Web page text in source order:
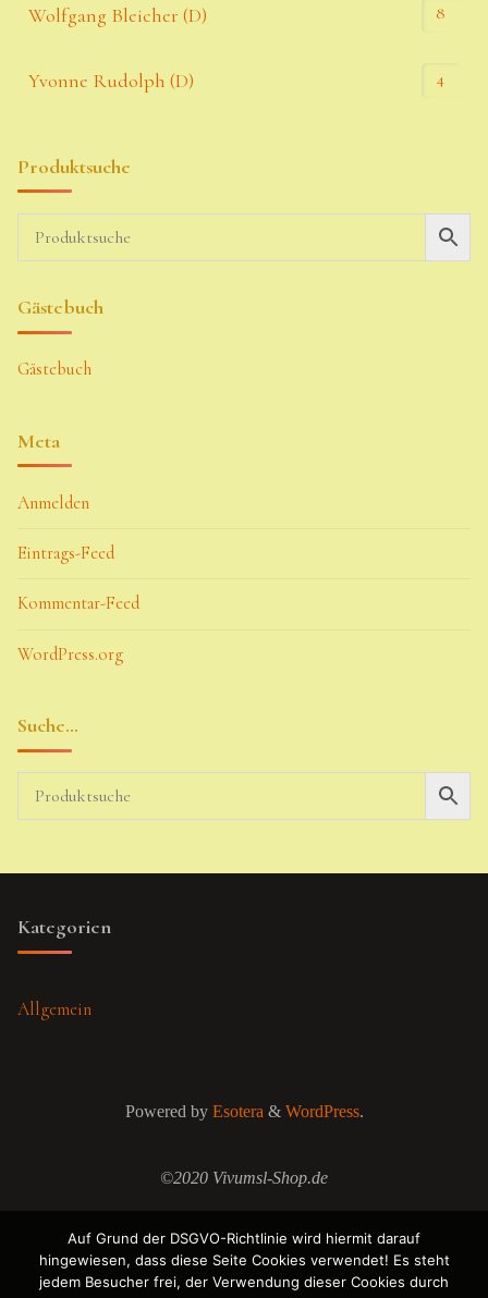
Wolfgang Bleicher (D) 8
Yvonne Rudolph (D) 4
Produktsuche
Gästebuch
Gästebuch
Meta
Anmelden
Eintrags-Feed
Kommentar-Feed
WordPress.org
Suche…
Kategorien
Allgemein
Powered byEsotera& WordPress.
©2020 Vivumsl-Shop.de
Auf Grund der DSGVO-Richtlinie wird hiermit darauf
hingewiesen, dass diese Seite Cookies verwendet! Es steht
jedem Besucher frei, der Verwendung dieser Cookies durch